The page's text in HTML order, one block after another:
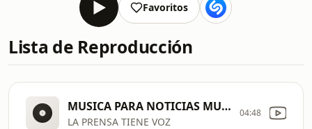
Favoritos
Lista de Reproducción
MUSICA PARA NOTICIAS MUSICA DE NOTICIERO CORTINA MUSICAL DE FONDO INFORMATIVO
LA PRENSA TIENE VOZ
04:48